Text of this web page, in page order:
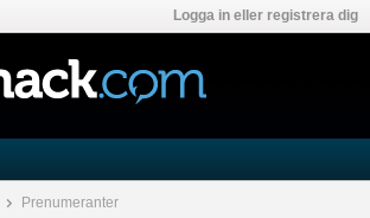
Logga in eller registrera dig
Prenumeranter